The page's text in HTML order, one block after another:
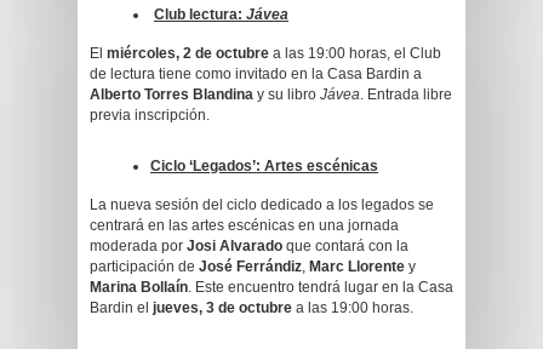
Club lectura: Jávea
El miércoles, 2 de octubre a las 19:00 horas, el Club
de lectura tiene como invitado en la Casa Bardin a
Alberto Torres Blandina y su libro Jávea. Entrada libre
previa inscripción.
Ciclo ‘Legados’: Artes escénicas
La nueva sesión del ciclo dedicado a los legados se
centrará en las artes escénicas en una jornada
moderada por Josi Alvarado que contará con la
participación de José Ferrándiz, Marc Llorente y
Marina Bollaín. Este encuentro tendrá lugar en la Casa
Bardin el jueves, 3 de octubre a las 19:00 horas.